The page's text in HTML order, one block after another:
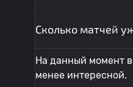
Сколько матчей
На данный момент в
менее интересной.